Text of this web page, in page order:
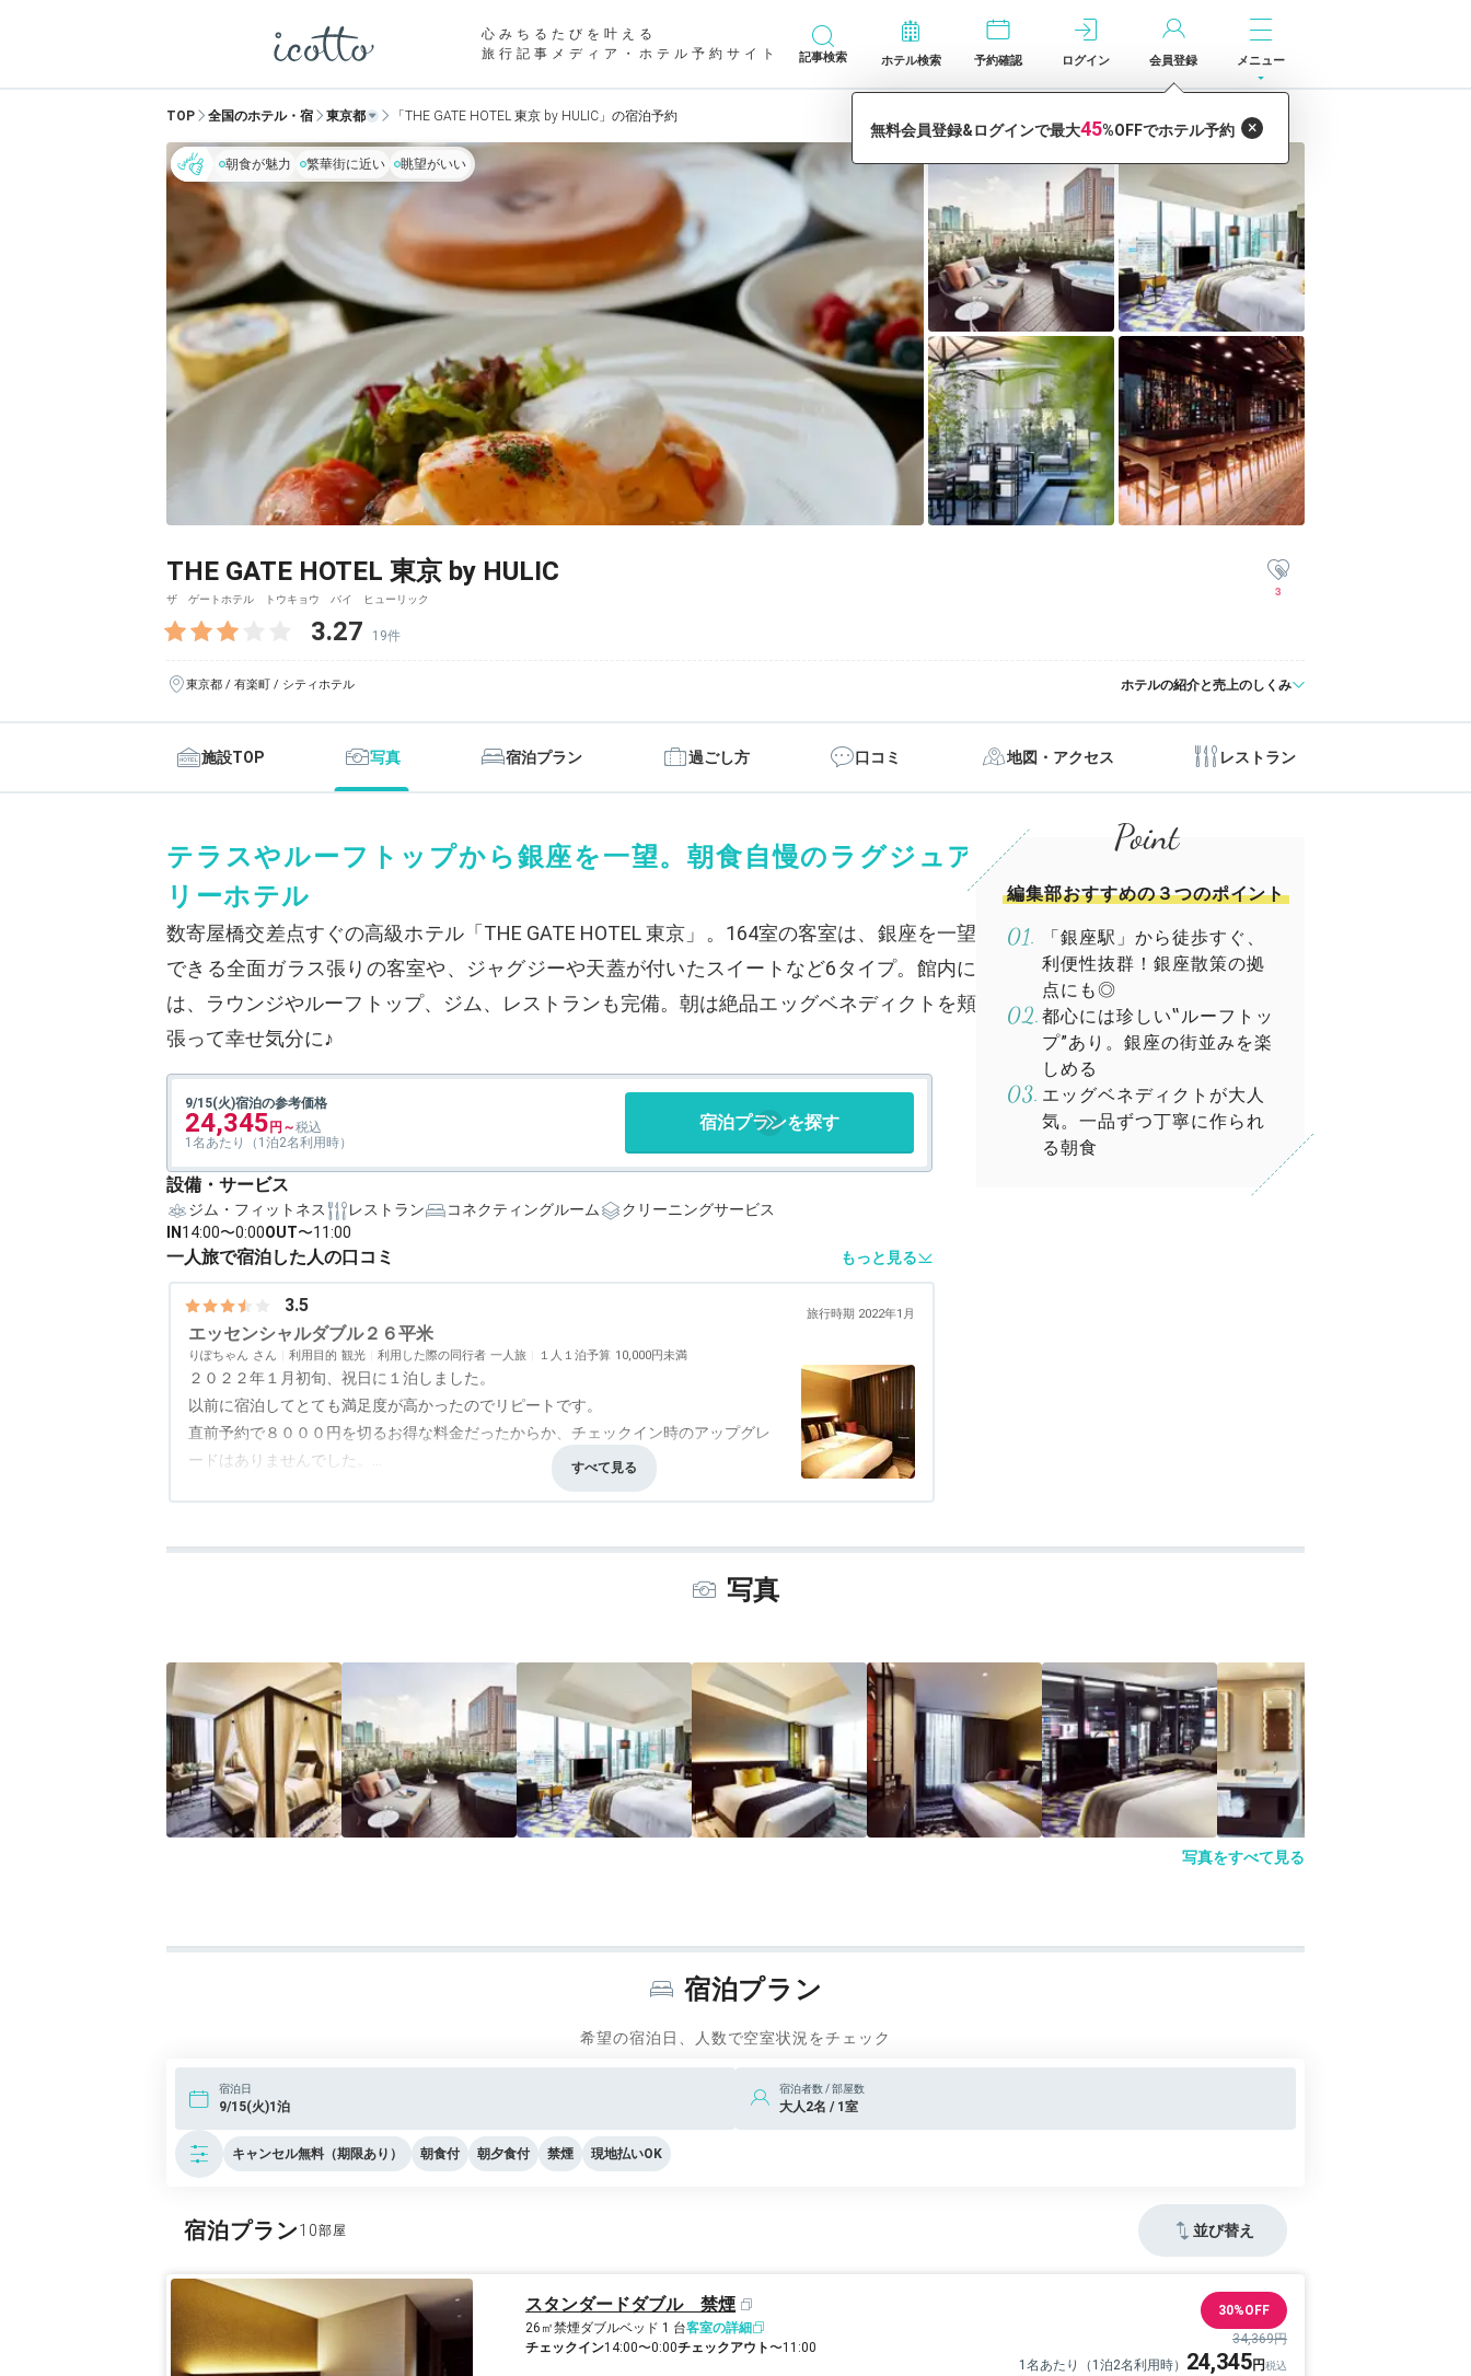
心みちるたびを叶える
旅行記事メディア・ホテル予約サイト
記事検索 ホテル検索 予約確認 ログイン 会員登録 メニュー
TOP 全国のホテル・宿 東京都 「THE GATE HOTEL 東京 by HULIC」の宿泊予約
朝食が魅力 繁華街に近い 眺望がいい
THE GATE HOTEL 東京 by HULIC
ザ ゲートホテル トウキョウ バイ ヒューリック
3.27 19件
3
東京都 / 有楽町 / シティホテル ホテルの紹介と売上のしくみ
施設TOP 写真 宿泊プラン 過ごし方 口コミ 地図・アクセス レストラン
テラスやルーフトップから銀座を一望。朝食自慢のラグジュア
リーホテル
数寄屋橋交差点すぐの高級ホテル「THE GATE HOTEL 東京」。164室の客室は、銀座を一望
できる全面ガラス張りの客室や、ジャグジーや天蓋が付いたスイートなど6タイプ。館内に
は、ラウンジやルーフトップ、ジム、レストランも完備。朝は絶品エッグベネディクトを頬
張って幸せ気分に♪
9/15(火)宿泊の参考価格
24,345
1名あたり（1泊2名利用時）
宿泊プランを探す
設備・サービス
ジム・フィットネス レストラン コネクティングルーム
クリーニングサービス
IN 14:00〜0:00OUT〜11:00
一人旅で宿泊した人の口コミ もっと見る
3.5 旅行時期 2022年1月
エッセンシャルダブル２６平米
りぽちゃん 利用目的 観光 利用した際の同行者 一人旅 １人１泊予算 10,000円未満
２０２２年１月初旬、祝日に１泊しました。
以前に宿泊してとても満足度が高かったのでリピートです。
直前予約で８０００円を切るお得な料金だったからか、チェックイン時のアップグレ
ードはありませんでした。
また、壁とは反対側にあるソファとの距離も狭く、座ると足がつかえる感じでくつろ
ペースとのバランスが少し悪いように感じました。
チェックアウトが１１時なので、１２時だとありがたいなと思います。
5.0 食事・ドリンク評価なし
編集部おすすめの３つのポイント
「銀座駅」から徒歩すぐ、
利便性抜群！銀座散策の拠
点にも◎
都心には珍しい‟ルーフトッ
プ”あり。銀座の街並みを楽
しめる
エッグベネディクトが大人
気。一品ずつ丁寧に作られ
る朝食
写真
写真をすべて見る
宿泊プラン
希望の宿泊日、人数で空室状況をチェック
宿泊日
9/15(火)1泊
宿泊者数 / 部屋数
大人2名 / 1室
キャンセル無料（期限あり） 朝食付 朝夕食付 禁煙 現地払いOK
宿泊プラン10 並び替え
スタンダードダブル 禁煙
26㎡禁煙ダブルベッド 1 台客室の詳細
チェックイン14:00〜0:00チェックアウト〜11:00
30%OFF
34,369円
1名あたり（1泊2名利用時） 24,345